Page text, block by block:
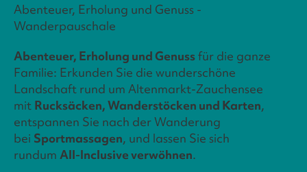
Abenteuer, Erholung und Genuss -
Wanderpauschale
Abenteuer, Erholung und Genussfür die ganze
Familie: Erkunden Sie die wunderschöne
Landschaft rund um Altenmarkt-Zauchensee
mit Rucksäcken, Wanderstöcken und Karten,
entspannen Sie nach der Wanderung
bei Sportmassagen, und lassen Sie sich
rundum All-Inclusive verwöhnen.